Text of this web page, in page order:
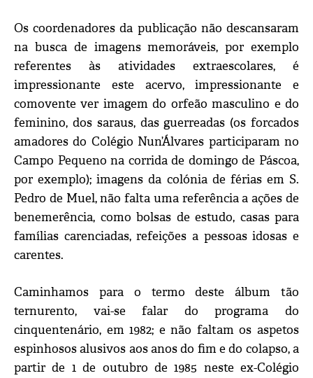
Os coordenadores da publicação não descansaram
na busca de imagens memoráveis, por exemplo
referentes às atividades extraescolares, é
impressionante este acervo, impressionante e
comovente ver imagem do orfeão masculino e do
feminino, dos saraus, das guerreadas (os forcados
amadores do Colégio Nun’Álvares participaram no
Campo Pequeno na corrida de domingo de Páscoa,
por exemplo); imagens da colónia de férias em S.
Pedro de Muel, não falta uma referência a ações de
benemerência, como bolsas de estudo, casas para
famílias carenciadas, refeições a pessoas idosas e
carentes.
Caminhamos para o termo deste álbum tão
ternurento, vai-se falar do programa do
cinquentenário, em 1982; e não faltam os aspetos
espinhosos alusivos aos anos do fim e do colapso, a
partir de 1 de outubro de 1985 neste ex-Colégio